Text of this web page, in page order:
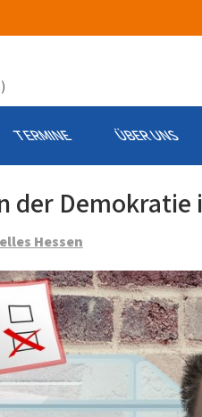
TERMINE ÜBER UNS
der Demokratie
Hessen